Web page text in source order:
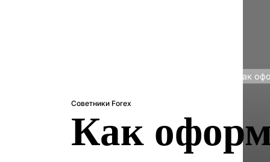
Как
Советники Forex
Как